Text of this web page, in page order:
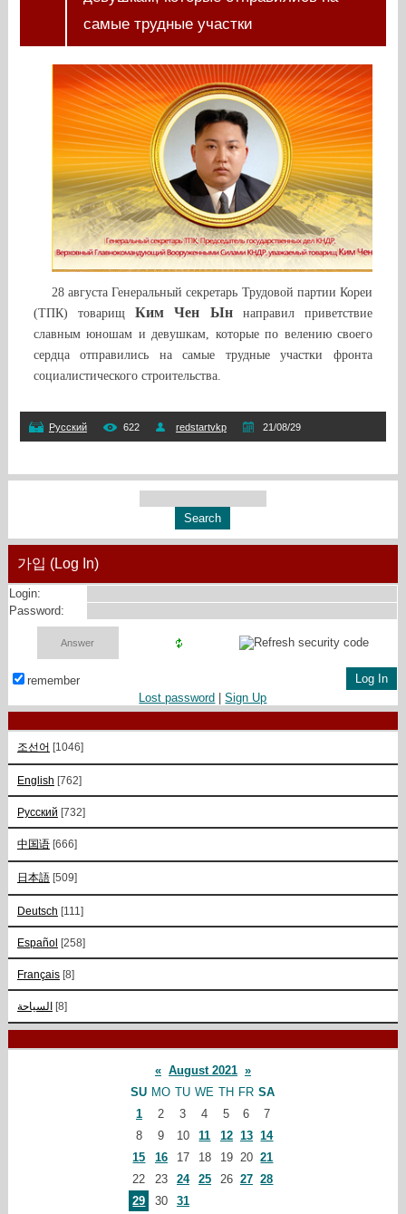
самые трудные участки
28 августа Генеральный секретарь Трудовой партии Кореи
(ТПК) товарищКим Чен Ыннаправил приветствие
славным юношам и девушкам, которые по велению своего
сердца отправились на самые трудные участки фронта
социалистического строительства.
Русский 622 redstartvkp 21/08/29
가입 (Log In)
Login:
Password:
remember
Lost password |Sign Up
조선어 [1046]
English [762]
Русский [732]
中国语 [666]
日本語 [509]
Deutsch [111]
Español [258]
Français [8]
السياحة [8]
« August 2021 »
SU MO TU WE TH FR SA
1
2 3 4 5 6
7
8
9 10 11 12 13 14
15
16 17 18 19 20 21
22
23 24 25 26 27 28
29
30 31